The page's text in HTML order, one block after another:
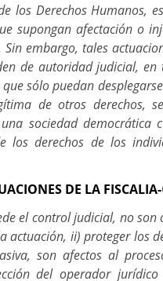
los Derechos Humanos,
supongan afectación o
embargo, tales
de autoridad judicial, en
sólo puedan
de otros derechos,
sociedad democrática
los derechos de los
DE LA FISCALIA-
el control judicial, no
actuación, ii) proteger los
son afectos al
del operador